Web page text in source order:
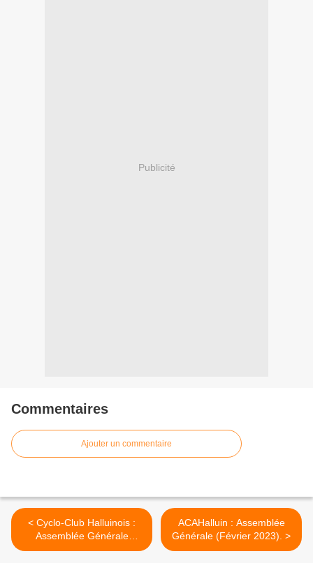
Publicité
Commentaires
Ajouter un commentaire
< Cyclo-Club Halluinois :
Assemblée Générale
(Février 2023).
ACAHalluin : Assemblée
Générale (Février 2023). >